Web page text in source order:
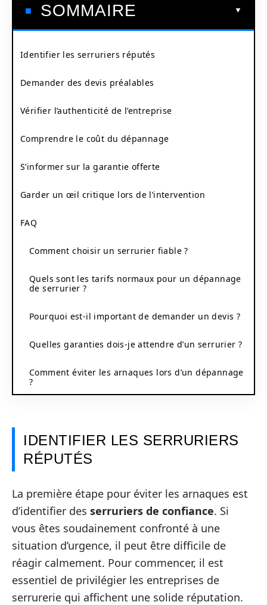
SOMMAIRE
Identifier les serruriers réputés
Demander des devis préalables
Vérifier l’authenticité de l’entreprise
Comprendre le coût du dépannage
S’informer sur la garantie offerte
Garder un œil critique lors de l’intervention
FAQ
Comment choisir un serrurier fiable ?
Quels sont les tarifs normaux pour un dépannage
de serrurier ?
Pourquoi est-il important de demander un devis ?
Quelles garanties dois-je attendre d’un serrurier ?
Comment éviter les arnaques lors d’un dépannage
?
IDENTIFIER LES SERRURIERS
RÉPUTÉS
La première étape pour éviter les arnaques est
d’identifier des serruriers de confiance. Si
vous êtes soudainement confronté à une
situation d’urgence, il peut être difficile de
réagir calmement. Pour commencer, il est
essentiel de privilégier les entreprises de
serrurerie qui affichent une solide réputation.